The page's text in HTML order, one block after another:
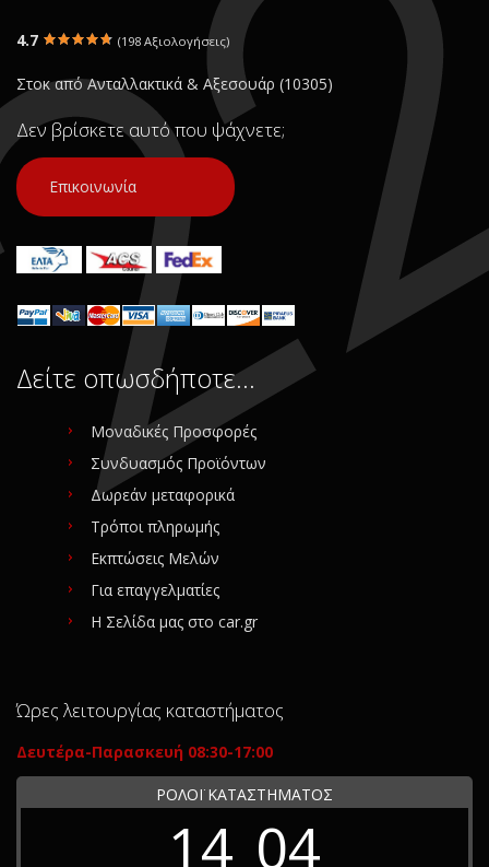
4.7 (198 Αξιολογήσεις)
Στοκ από Ανταλλακτικά & Αξεσουάρ (10305)
Δεν βρίσκετε αυτό που ψάχνετε;
Επικοινωνία
Δείτε οπωσδήποτε…
Μοναδικές Προσφορές
Συνδυασμός Προϊόντων
Δωρεάν μεταφορικά
Τρόποι πληρωμής
Εκπτώσεις Μελών
Για επαγγελματίες
Η Σελίδα μας στο car.gr
Ώρες λειτουργίας καταστήματος
Δευτέρα-Παρασκευή 08:30-17:00
ΡΟΛΟΪ ΚΑΤΑΣΤΗΜΑΤΟΣ
14 04